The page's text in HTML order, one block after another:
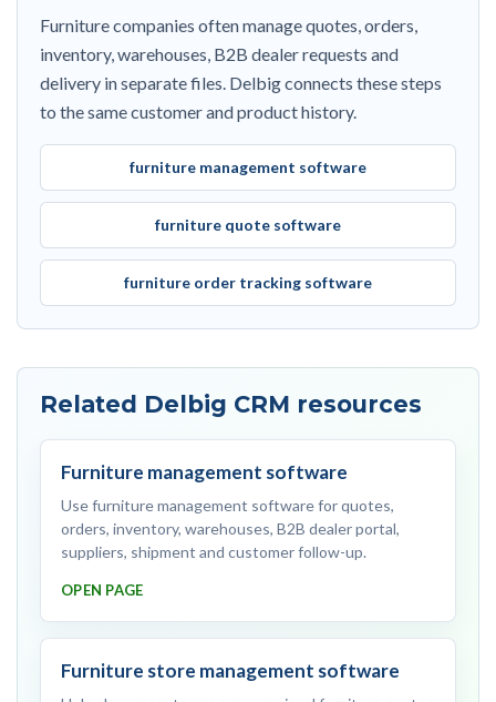
Furniture companies often manage quotes, orders,
inventory, warehouses, B2B dealer requests and
delivery in separate files. Delbig connects these steps
to the same customer and product history.
furniture management software
furniture quote software
furniture order tracking software
Related Delbig CRM resources
Furniture management software
Use furniture management software for quotes,
orders, inventory, warehouses, B2B dealer portal,
suppliers, shipment and customer follow-up.
OPEN PAGE
Furniture store management software